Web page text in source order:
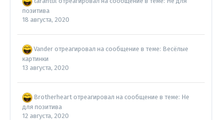
позитива
18 августа, 2020
Vander отреагировал на сообщение в теме: Весёлые
картинки
13 августа, 2020
Brotherheart отреагировал на сообщение в теме: Не
для позитива
12 августа, 2020